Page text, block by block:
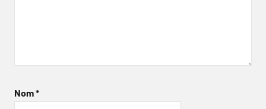
Nom*